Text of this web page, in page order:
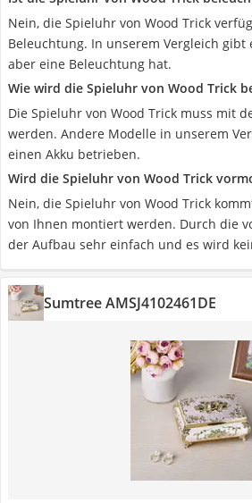
Nein, die Spieluhr von Wood Trick
Beleuchtung. In unserem Vergleich gibt
aber eine Beleuchtung hat.
Wie wird die Spieluhr von Wood Trick
Die Spieluhr von Wood Trick muss mit
werden. Andere Modelle in unserem
einen Akku betrieben.
Wird die Spieluhr von Wood Trick
Nein, die Spieluhr von Wood Trick
von Ihnen montiert werden. Durch die
der Aufbau sehr einfach und es wird
Sumtree ‎AMSJ4102461DE